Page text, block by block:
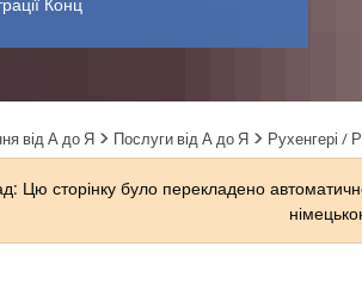
від А до Я Послуги від А до Я Рухенгері /
Цю сторінку було перекладено